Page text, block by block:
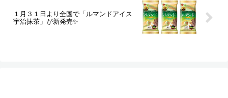
１月３１日より全国で「ルマンドアイス
宇治抹茶」が新発売✨